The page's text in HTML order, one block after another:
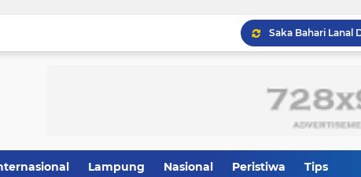
Google kembali
Lampung Nasional Peristiwa Tips